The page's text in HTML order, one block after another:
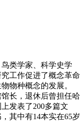
类学家、科学史学
工作促进了概念革命
物种概念的发展。
长，退休后曾担任哈
发表了200多篇文
其中有14本实在65岁